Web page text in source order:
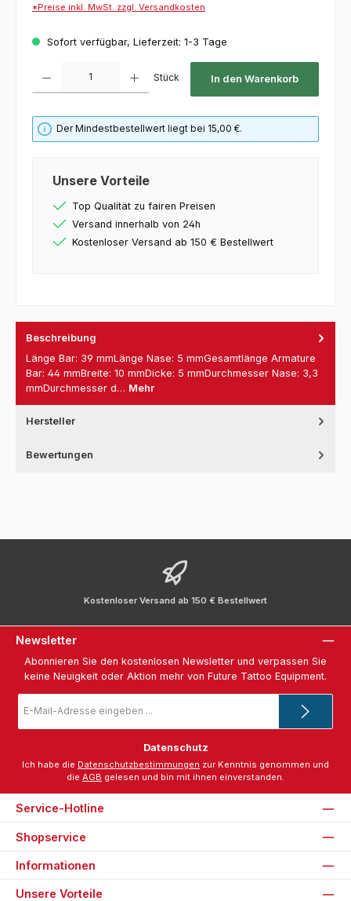
*Preise inkl. MwSt. zzgl. Versandkosten
Sofort verfügbar, Lieferzeit: 1-3 Tage
Stück In den Warenkorb
Der Mindestbestellwert liegt bei 15,00 €.
Unsere Vorteile
Top Qualität zu fairen Preisen
Versand innerhalb von 24h
Kostenloser Versand ab 150 € Bestellwert
Beschreibung
Länge Bar: 39 mmLänge Nase: 5 mmGesamtlänge Armature
Bar: 44 mmBreite: 10 mmDicke: 5 mmDurchmesser Nase: 3,3
mmDurchmesser d… Mehr
Hersteller
Bewertungen
Kostenloser Versand ab 150 € Bestellwert
Newsletter
Abonnieren Sie den kostenlosen Newsletter und verpassen Sie
keine Neuigkeit oder Aktion mehr von Future Tattoo Equipment.
Mail-
*
Datenschutz
Ich habe die Datenschutzbestimmungen zur Kenntnis genommen und
die AGB gelesen und bin mit ihnen einverstanden.
Service-Hotline
Shopservice
Informationen
Unsere Vorteile